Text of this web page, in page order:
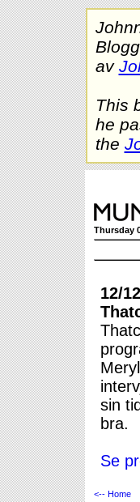
av
This
he
the
Thursday
12/
sin
bra.
Se
<-- Home